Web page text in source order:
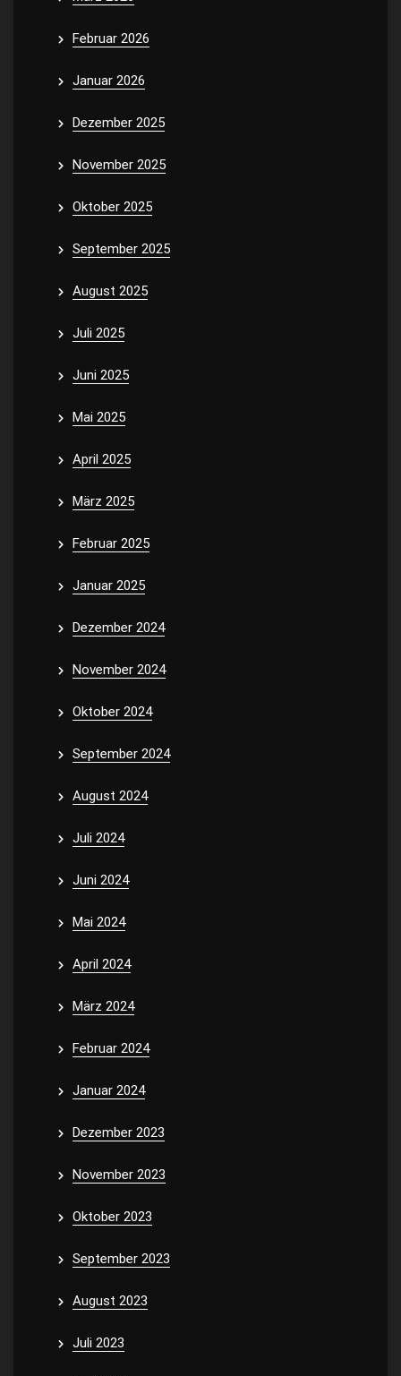
Februar 2026
Januar 2026
Dezember 2025
November 2025
Oktober 2025
September 2025
August 2025
Juli 2025
Juni 2025
Mai 2025
April 2025
März 2025
Februar 2025
Januar 2025
Dezember 2024
November 2024
Oktober 2024
September 2024
August 2024
Juli 2024
Juni 2024
Mai 2024
April 2024
März 2024
Februar 2024
Januar 2024
Dezember 2023
November 2023
Oktober 2023
September 2023
August 2023
Juli 2023